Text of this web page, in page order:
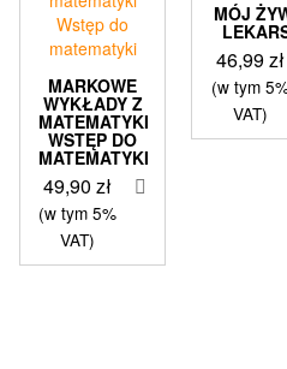
MARKOWE
WYKŁADY Z
MATEMATYKI
WSTĘP DO
MATEMATYKI
49,90zł
(w tym 5%
VAT)
MÓJ
46,99zł
(w tym
VAT)